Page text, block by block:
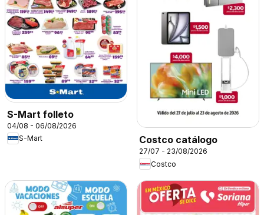
S-Mart folleto
04/08 - 06/08/2026
S-Mart
Costco catálogo
27/07 - 23/08/2026
Costco